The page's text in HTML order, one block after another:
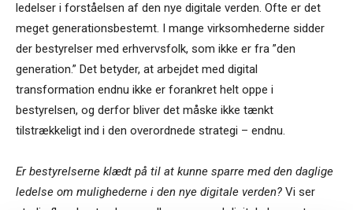
ledelser i forståelsen af den nye digitale verden. Ofte er det
meget generationsbestemt. I mange virksomhederne sidder
der bestyrelser med erhvervsfolk, som ikke er fra ”den
generation.” Det betyder, at arbejdet med digital
transformation endnu ikke er forankret helt oppe i
bestyrelsen, og derfor bliver det måske ikke tænkt
tilstrækkeligt ind i den overordnede strategi – endnu.
Er bestyrelserne klædt på til at kunne sparre med den daglige
ledelse om mulighederne i den nye digitale verden? Vi ser